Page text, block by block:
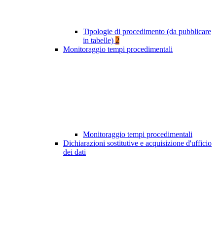
Tipologie di procedimento (da pubblicare
in tabelle) 2
Monitoraggio tempi procedimentali
Monitoraggio tempi procedimentali
Dichiarazioni sostitutive e acquisizione d'ufficio
dei dati